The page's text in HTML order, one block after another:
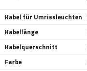
Kabel für Umrissleuchten
Kabellänge
Kabelquerschnitt
Farbe